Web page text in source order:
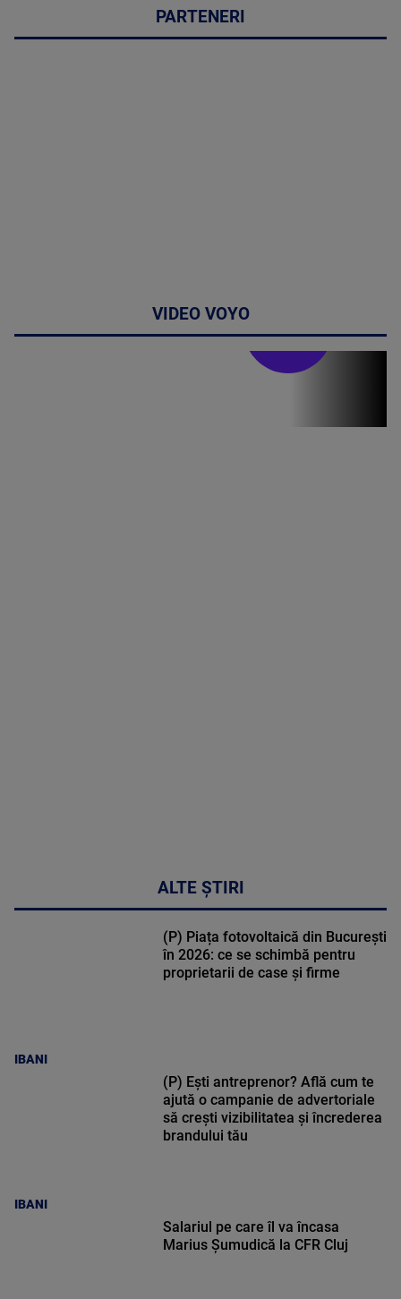
PARTENERI
VIDEO VOYO
ALTE ȘTIRI
IBANI
(P) Piața fotovoltaică din București
în 2026: ce se schimbă pentru
proprietarii de case și firme
IBANI
(P) Ești antreprenor? Află cum te
ajută o campanie de advertoriale
să crești vizibilitatea și încrederea
brandului tău
Salariul pe care îl va încasa
Marius Șumudică la CFR Cluj